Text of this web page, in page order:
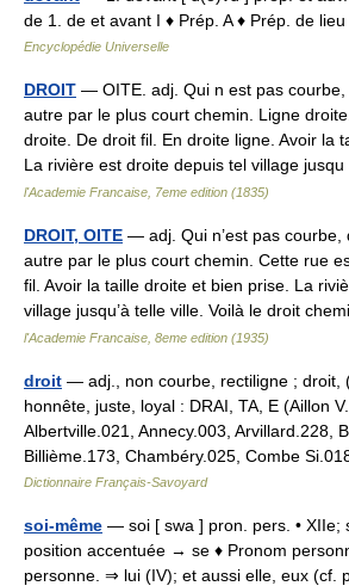
de 1. de et avant I ♦ Prép. A ♦ Prép. de
Encyclopédie Universelle
DROIT — OITE. adj. Qui n est pas
autre par le plus court chemin. Ligne
droite. De droit fil. En droite ligne. Avoir la
La rivière est droite depuis tel village
l'Academie Francaise, 7eme edition (1835)
DROIT, OITE — adj. Qui n’est pas courbe,
autre par le plus court chemin. Cette rue
fil. Avoir la taille droite et bien prise. La
village jusqu’à telle ville. Voilà le droit
l'Academie Francaise, 8eme edition (1935)
droit — adj., non courbe, rectiligne ; droit,
honnête, juste, loyal : DRAI, TA, E (Aillon
Albertville.021, Annecy.003, Arvillard.228,
Billième.173, Chambéry.025, Combe
Dictionnaire Français-Savoyard
soi-même — soi [ swa ] pron. pers. • XIIe;
position accentuée → se ♦ Pronom
personne. ⇒ lui (IV); et aussi elle, eux (cf.